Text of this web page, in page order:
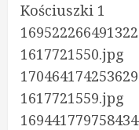
Kościuszki 1
1617721550.jpg
1617721559.jpg